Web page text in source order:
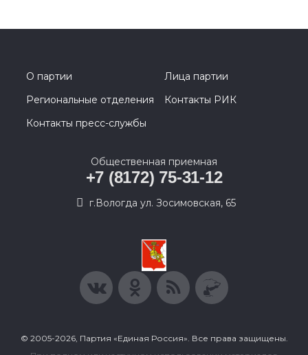
О партии
Лица партии
Региональные отделения
Контакты РИК
Контакты пресс-службы
Общественная приемная
+7 (8172) 75-31-12
г.Вологда ул. Зосимовская, 65
© 2005-2026, Партия «Единая Россия». Все права защищены.